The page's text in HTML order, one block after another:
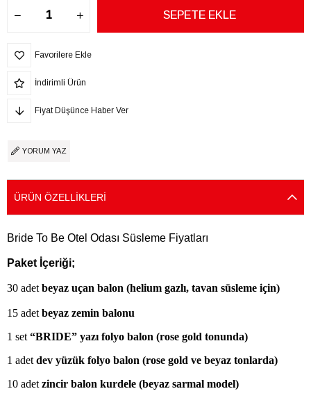
Favorilere Ekle
İndirimli Ürün
Fiyat Düşünce Haber Ver
YORUM YAZ
ÜRÜN ÖZELLIKLERI
Bride To Be Otel Odası Süsleme Fiyatları
Paket İçeriği;
30 adet beyaz uçan balon (helium gazlı, tavan süsleme için)
15 adet beyaz zemin balonu
1 set “BRIDE” yazı folyo balon (rose gold tonunda)
1 adet dev yüzük folyo balon (rose gold ve beyaz tonlarda)
10 adet zincir balon kurdele (beyaz sarmal model)